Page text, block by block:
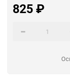
825₽